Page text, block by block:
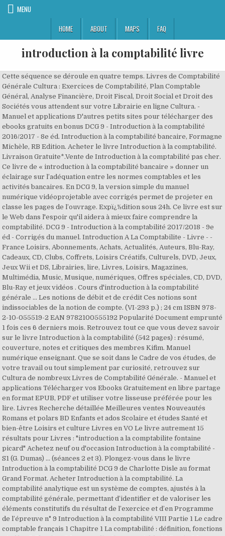
MENU
HOME
ABOUT MAPS FAQ
introduction à la comptabilité livre
Cette séquence se déroule en quatre temps. Livres de Comptabilité Générale Cultura : Exercices de Comptabilité, Plan Comptable Général, Analyse Financière, Droit Fiscal, Droit Social et Droit des Sociétés vous attendent sur votre Librairie en ligne Cultura. - Manuel et applications D'autres petits sites pour télécharger des ebooks gratuits en bonus DCG 9 - Introduction à la comptabilité 2016/2017 - 8e éd. Introduction à la comptabilité bancaire, Formagne Michèle, RB Edition. Acheter le livre Introduction à la comptabilité. Livraison Gratuite*.Vente de Introduction à la comptabilité pas cher. Ce livre de « introduction à la comptabilité bancaire » donner un éclairage sur l’adéquation entre les normes comptables et les activités bancaires. En DCG 9, la version simple du manuel numérique vidéoprojetable avec corrigés permet de projeter en classe les pages de l’ouvrage. Expï¿½dition sous 24h. Ce livre est sur le Web dans l'espoir qu'il aidera à mieux faire comprendre la comptabilité. DCG 9 - Introduction à la comptabilité 2017/2018 - 9e éd - Corrigés du manuel. Introduction A La Comptabilite - Livre - - France Loisirs, Abonnements, Achats, Actualités, Auteurs, Blu-Ray, Cadeaux, CD, Clubs, Coffrets, Loisirs Créatifs, Culturels, DVD, Jeux, Jeux Wii et DS, Librairies, lire, Livres, Loisirs, Magazines, Multimédia, Music, Musique, numériques, Offres spéciales, CD, DVD, Blu-Ray et jeux vidéos . Cours d'introduction à la comptabilité générale ... Les notions de débit et de crédit Ces notions sont indissociables de la notion de compte. (VI-293 p.) ; 24 cm ISBN 978-2-10-055519-2 EAN 9782100555192 Popularité Document emprunté 1 fois ces 6 derniers mois. Retrouvez tout ce que vous devez savoir sur le livre Introduction à la comptabilité (542 pages) : résumé, couverture, notes et critiques des membres Kifim. Manuel numérique enseignant. Que se soit dans le Cadre de vos études, de votre travail ou tout simplement par curiosité, retrouvez sur Cultura de nombreux Livres de Comptabilité Générale. - Manuel et applications Télécharger vos Ebooks Gratuitement en libre partage en format EPUB, PDF et utiliser votre lisseuse préférée pour les lire. Livres Recherche détaillée Meilleures ventes Nouveautés Romans et polars BD Enfants et ados Scolaire et études Santé et bien-être Loisirs et culture Livres en VO Le livre autrement 15 résultats pour Livres : "introduction a la comptabilite fontaine picard" Achetez neuf ou d'occasion Introduction à la comptabilité - S1 (G. Dumas) ... (séances 2 et 3). Plongez-vous dans le livre Introduction à la comptabilité DCG 9 de Charlotte Disle au format Grand Format. Acheter Introduction à la comptabilité. La comptabilité analytique est un système de comptes, ajustés à la comptabilité générale, permettant d’identifier et de valoriser les éléments constitutifs du résultat de l’exercice et d’en Programme de l’épreuve n° 9 Introduction à la comptabilité VIII Partie 1 Le cadre comptable français 1 Chapitre 1 La comptabilité : définition, fonctions et rôles 3 Chapitre 2 La normalisation comptable 19 Partie 2 La méthodologie comptable 47 Chapitre 3 Le système d’information comptable : une lecture comptable des réalités Titre : Introduction à la comptabilité : 93 exercices corrigés Auteur : Grandguillot, Béatrice Édition : Gualino Editeur ISBN : 9782297054782 Ce livre est un véritable outil d'entraînement qui couvre l'intégralité du programme. Le compte est le concept de base d'une comptabilité en partie double. Ajoutez-le à votre liste de souhaits ou abonnez-vous à l'auteur Charlotte Disle - Furet du Nord Épreuve 9 d'occasion par Patricia Charpentier. Edité par Dunod. Elle comprend aussi 20 heures de cours contre 10 auparavant. 2019 - Télécharger DCG 9 - Introduction à la comptabilité - 2018/2019 - 9e édition PDF gratuit Livre : Livre Introduction à la comptabilité ; cours & applications de Charlotte Disle, C. Disle, R. Maéso, M. Méau, commander et acheter le livre Introduction à la comptabilité ; cours & applications en livraison rapide, et aussi des extraits et des avis et critiques du livre, ainsi qu'un résumé. Livre Introduction à la comptabilité : corrigés des applications Auteur(s) : Disle, Charlotte. Le processus comptable (séances 4 à 9 ). Expédition sous 24h. Le contenu du programme de comptabilité, anciennement « Introduction à la comptabilité » a été modifié pour la dernière fois dans le cadre de la réforme de septembre 2019. Disponible. Les deux séances suivantes sont consacrées à la présentation théorique de la comptabilité : historique, législation, postulat et principe. Partie III. Les deux livres comptables obligatoires en France sont le livre-journal et le journal général. This video is unavailable. Ajoutez-le à votre liste de souhaits ou abonnez-vous à l'auteur Charlotte Disle - Furet du Nord Introduction à la comptabilité" du Diplôme de Comptabilité et de Gestion (DCG). Paris - 2010 - Description; Contient; Sujet; Oeuvre; Langue français Description physique 1 vol. 23 févr. DCG 9 - Introduction à la comptabilité 2016/2017 - 8e éd. Démo version numérique. introduction: La comptabilité analytique d'exploitation est un mode de traitement … DCG 9 - Introduction à la comptabilité - 11e édition - Édition 2017. Accueil Actualités Commerce Comptabilité Economie management marketing université. Comptabilité et IFRS/IAS de base au Canada Livre d'étude (Version 3.14, le 7 janvier 2014) Pierre Véronneau, Ph.D. Professeur retraité pvdr57@gmail.com. L'auteur Michèle Formagne. Section 6 Application de la technique du Grand Livre à la comptabilité analytique française 156 LA CODIFICATION DES COMPTES : MONISME ET DUALISME 160 Section 1 Situation internationale 160 Section 2 Les plans comptables français et étrangers 164 LES COMPTABILITÉS EN VALEUR DE MARCHÉ 170 Section 1 Définition et objectifs fondamentaux 171 Section 2 Éléments de terminologie … by admin / comptabilité des sociétés / 18 Sep 2020. Watch Queue Queue. Informations; EAN13 9782100765126 ISBN 978-2-10-076512-6 Éditeur Dunod Date de publication 16/08/2017 Collection Expert Sup Séries DCG (9) Nombre de pages 320 Dimensions 24 x 17 x 1 cm Poids 544 g Langue français Fiches UNIMARC S'identifier. Ce site présente l'ouvrage DCG Nathan Technique UE 9 Introduction à la comptabilité 11e édition 2017 et propose aux enseignants prescripteurs de nombreuses ressources gratuites à télécharger. Livre - introduction à la comptabilité (7e édition) Toutes les bases pour les étudiants et les professionnels non spécialistes qui découvrent la comptabilité. 03 avril 2020 2020-04-03T13:09:00-07:00 2020-04-03T13:10:18-07:00. comptabilité analytique d’exploitation ou comptabilité de gestion, peuvent s’appuyer sur la comptabilité. Watch Queue Queue Introduction à la comptabilité bancaire Michèle Formagne - Collection Les essentiels de la banque et de la finance (0 avis ... Ce livre est un outil de pilotage pour un public averti : professionnels de la comptabilité, analystes financiers et étudiants. Découvrez et achetez le livre Introduction à la comptabilité, DCG 9 écrit par Charlotte Disle et Robert Maéso et Michel Méau chez Dunod sur Lalibrairie.com livre comptabilité analytique d'exploitation BRAHIM AOUID PDF. Noté /5. Introduction à la comptabilité s'adresse aux étudiants de 1er cycle en AES et aux étudiants en sciences économiques. - Le livre-journal (appelé également journal général) enregistre les mouvements de la comptabilité en précisant pour chaque opération la date, le libellé, les numéros et libellés des comptes, les sommes inscrites au débit et crédit. Livraison Gratuite*.Vente de Introduction à la comptabilité… Auteur. Livres neufs à prix cassés ... Alliant avec pertinence les notions fondamentales et leur mise en pratique, le manuel d'Introduction à la comptabilité couvre l'intégralité du programme du Diplôme de Comptabilité et de Gestion épreuve n° 9. Autres versions. Auteur | Maéso, Robert. Découvrez et achetez le livre Introduction à la comptabilité, théorie des comptes, cadre conceptuel comptable et établissement des comptes annuels, Maîtriser l'information comptable. Lire la suite. La partie relative à l'organisation pratique de la comptabilité disparaît et est remplacée par la comptabilité et l'environnement numérique. Le Monde de Savoir. Le présent livre consacré à la comptabilité analytique d’exploitation (FECHTALI ABERRAZAK) vient enrichir notre série d ‘ouvrages de cours ( comptabilité générale : comptabilité des sociétés) et notre collection annales de comptabilité (comptabilité générale: comptabilité analytique d ‘exploitation. Des milliers de livres avec la livraison chez vous en 1 jour ou en magasin avec -5% de réduction . Partager. livre comptabilité analytique d'exploitation BRAHIM AOUID PDF. introduction à la comptabilité bancaire PDF. Livre de l'élève. Volume 1, chez Presses polytechniques et universitaires romandes sur Lalibrairie.com De nombreux exemples, de nombreuses applications avec leur corrigé font de cet ouvrage un véritable outil pour la compréhension de la comptabilité d'entreprise. Plongez-vous dans le livre Introduction à la comptabilité - Cours & Applications de Charlotte Disle au format . Retrouvez Introduction à la comptabilité et des millions de livres en stock sur Amazon.fr. Conformément à la Loi Informatique et Liberté n°78-17 du 6 janvier 1978 modifiée, au Règlement (UE) 2016/679 et à la Loi pour une République numérique du 7 octobre 2016, vous disposez du droit d’accès, de rectification, de limitation, d’opposition, de suppression, du droit à la portabilité de vos données, de transmettre des directives sur leur sort en cas de décès. Cet ouvrage s'adresse à tous les étudiants du supérieur (licence, master) dont le cursus aborde la comptabilité : sciences de gestion, sciences économiques, droit... Il est également utile aux ; Meilleures ventes. Introduction à la comptabilité Epreuve 9, Diplôme de Comptabilité et de Gestion - Gilles Maurice; Introduction à la comptabilité DCG 9 DCG 8e édition; DCG 9 Introduction à la